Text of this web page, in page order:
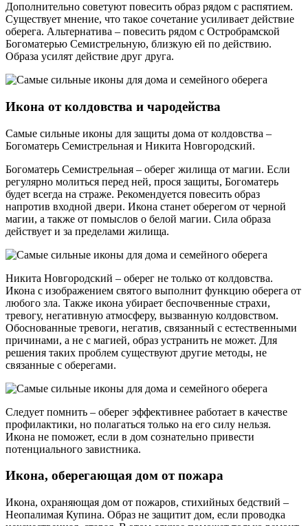
Дополнительно советуют повесить образ рядом с распятием.
Существует мнение, что такое сочетание усиливает действие
оберега. Альтернатива – повесить рядом с Остробрамской
Богоматерью Семистрельную, близкую ей по действию.
Образа усилят действие друг друга.
Икона от колдовства и чародейства
Самые сильные иконы для защиты дома от колдовства –
Богоматерь Семистрельная и Никита Новгородский.
Богоматерь Семистрельная – оберег жилища от магии. Если
регулярно молиться перед ней, прося защиты, Богоматерь
будет всегда на страже. Рекомендуется повесить образ
напротив входной двери. Икона станет оберегом от черной
магии, а также от помыслов о белой магии. Сила образа
действует и за пределами жилища.
Никита Новгородский – оберег не только от колдовства.
Икона с изображением святого выполнит функцию оберега от
любого зла. Также икона убирает беспочвенные страхи,
тревогу, негативную атмосферу, вызванную колдовством.
Обоснованные тревоги, негатив, связанный с естественными
причинами, а не с магией, образ устранить не может. Для
решения таких проблем существуют другие методы, не
связанные с оберегами.
Следует помнить – оберег эффективнее работает в качестве
профилактики, но полагаться только на его силу нельзя.
Икона не поможет, если в дом сознательно привести
потенциального завистника.
Икона, оберегающая дом от пожара
Икона, охраняющая дом от пожаров, стихийных бедствий –
Неопалимая Купина. Образ не защитит дом, если проводка